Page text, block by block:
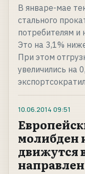
В январе-мае
стального
потребителям и
Это на 3,1%
При этом
увеличились на
10.06.2014 09:51
молибден
движутся